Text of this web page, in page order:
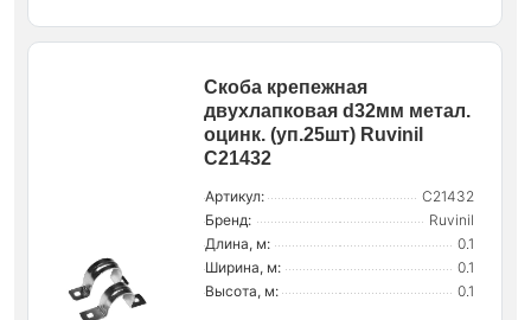
Скоба крепежная
двухлапковая d32мм метал.
оцинк. (уп.25шт) Ruvinil
С21432
Артикул:
С21432
Бренд:
Ruvinil
Длина, м:
0.1
Ширина, м:
0.1
Высота, м:
0.1